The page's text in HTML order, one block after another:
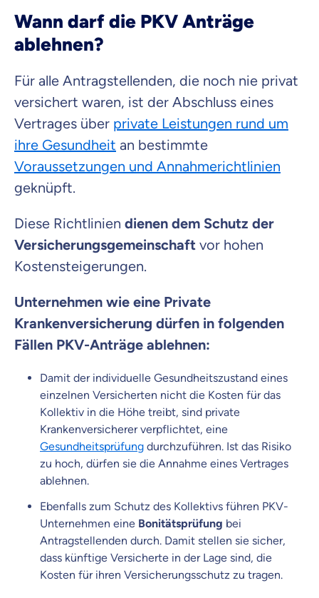
Wann darf die PKV Anträge
ablehnen?
Für alle Antragstellenden, die noch nie privat
versichert waren, ist der Abschluss eines
Vertrages über private Leistungen rund um
ihre Gesundheit an bestimmte
Voraussetzungen und Annahmerichtlinien
geknüpft.
Diese Richtlinien dienen dem Schutz der
Versicherungsgemeinschaft vor hohen
Kostensteigerungen.
Unternehmen wie eine Private
Krankenversicherung dürfen in folgenden
Fällen PKV-Anträge ablehnen:
Damit der individuelle Gesundheitszustand eines
einzelnen Versicherten nicht die Kosten für das
Kollektiv in die Höhe treibt, sind private
Krankenversicherer verpflichtet, eine
Gesundheitsprüfung durchzuführen. Ist das Risiko
zu hoch, dürfen sie die Annahme eines Vertrages
ablehnen.
Ebenfalls zum Schutz des Kollektivs führen PKV-
Unternehmen eine Bonitätsprüfung bei
Antragstellenden durch. Damit stellen sie sicher,
dass künftige Versicherte in der Lage sind, die
Kosten für ihren Versicherungsschutz zu tragen.